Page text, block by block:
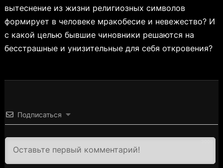
вытеснение из жизни религиозных символов
формирует в человеке мракобесие и невежество? И
с какой целью бывшие чиновники решаются на
бесстрашные и унизительные для себя откровения?
Подписаться